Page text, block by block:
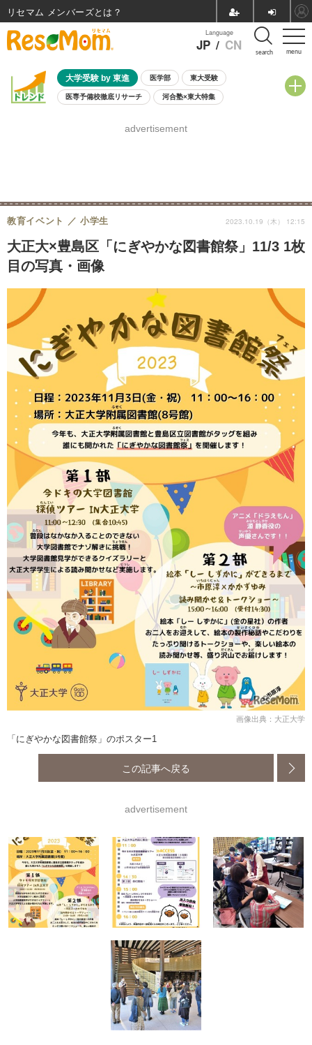
menu
Language
JP / CN search
大学受験 by 東進 医学部 東大受験
医専予備校徹底リサーチ 河合塾×東大特集
8月開催学校説明会・相談会
advertisement
大正大×豊島区「にぎやかな図書館祭」11/3 1枚
目の写真・画像
教育イベント 小学生 2023.10.19（木） 12:15
画像出典：大正大学
「にぎやかな図書館祭」のポスター1
この記事へ戻る
advertisement
リセマム メンバーズ